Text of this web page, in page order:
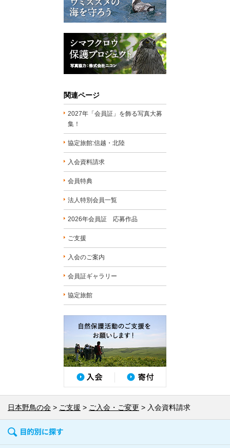
関連ページ
2027年「会員証」を飾る写真大募
集！
協定旅館:信越・北陸
入会資料請求
会員特典
法人特別会員一覧
2026年会員証 応募作品
ご支援
入会のご案内
会員証ギャラリー
協定旅館
日本野鳥の会 ご支援 ご入会・ご変更 入会資料請求